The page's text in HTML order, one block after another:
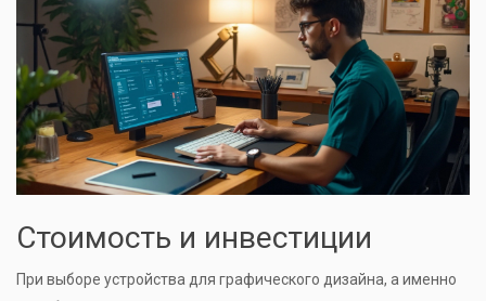
Стоимость и инвестиции
При выборе устройства для графического дизайна, а именно